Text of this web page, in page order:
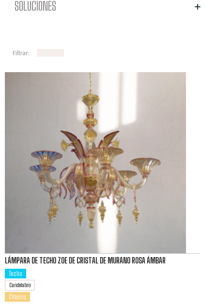
SOLUCIONES
Filtrar:
LÁMPARA DE TECHO ZOE DE CRISTAL DE MURANO ROSA ÁMBAR
Techo
Candelabro
Clásico